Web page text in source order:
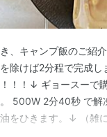
、キャンプ飯のご紹
除けば2分程で完成
！！↓ ギョースーで
500W 2分40秒 で
をひきます。↓ （雑